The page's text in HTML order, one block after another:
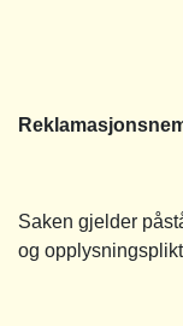
Saken gjelder
og